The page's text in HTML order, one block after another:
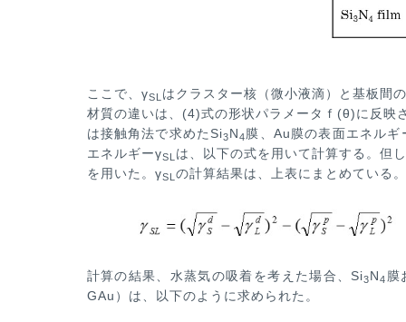
ここで、γSL はクラスター核（微小液滴）と基板間
材質の違いは、(4)式の形状パラメータ ｆ(θ)に反映
は接触角法で求めたSi3N4膜、Au膜の表面エネル
エネルギーγSL は、以下の式を用いて計算する。 但
を用いた。γSL の計算結果は、上表にまとめている。
計算の結果、水蒸気の吸着を考えた場合、Si3N4 膜
GAu）は、以下のように求められた。